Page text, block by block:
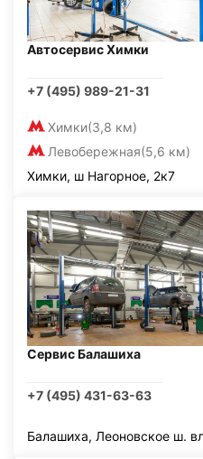
Автосервис Химки
+7 (495) 989-21-31
Химки(3,8 км)
Левобережная(5,6 км)
Химки, ш Нагорное, 2к7
Сервис Балашиха
+7 (495) 431-63-63
Балашиха, Леоновское ш.